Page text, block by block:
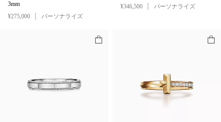
3mm
¥275,000
パーソナライズ
¥346,500
パーソナライズ